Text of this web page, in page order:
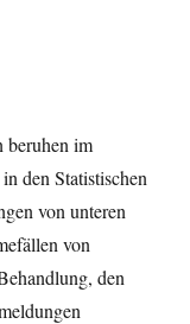
beruhen im
den Statistischen
von unteren
von
den